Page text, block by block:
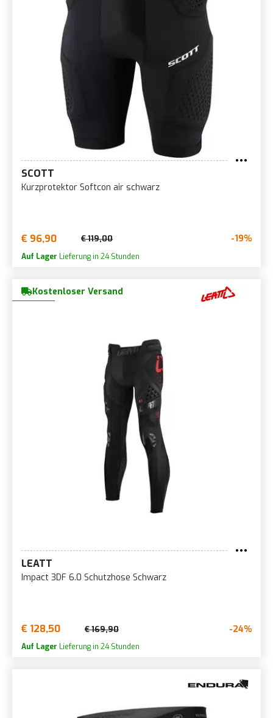
SCOTT
Kurzprotektor Softcon air schwarz
€ 96,90 € 119,00 -19%
Auf Lager Lieferung in 24 Stunden
Kostenloser Versand
LEATT
Impact 3DF 6.0 Schutzhose Schwarz
€ 128,50 € 169,90 -24%
Auf Lager Lieferung in 24 Stunden